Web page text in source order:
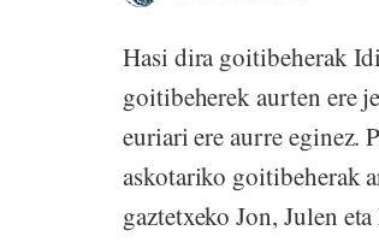
Hasi dira goitibeherak
goitibeherek aurten ere
euriari ere aurre eginez.
askotariko goitibeherak
gaztetxeko Jon, Julen